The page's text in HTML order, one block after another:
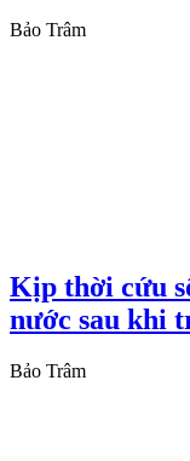
Bảo Trâm
Kịp thời cứu
nước sau khi
Bảo Trâm